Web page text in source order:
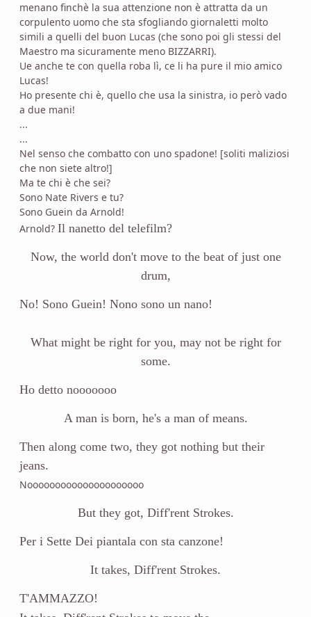
menano finchè la sua attenzione non è attratta da un
corpulento uomo che sta sfogliando giornaletti molto
simili a quelli del buon Lucas (che sono poi gli stessi del
Maestro ma sicuramente meno BIZZARRI).
Ue anche te con quella roba lì, ce li ha pure il mio amico
Lucas!
Ho presente chi è, quello che usa la sinistra, io però vado
a due mani!
...
...
Nel senso che combatto con uno spadone! [soliti maliziosi
che non siete altro!]
Ma te chi è che sei?
Sono Nate Rivers e tu?
Sono Guein da Arnold!
Arnold? Il nanetto del telefilm?
Now, the world don't move to the beat of just one
drum,
No! Sono Guein! Nono sono un nano!
What might be right for you, may not be right for
some.
Ho detto nooooooo
A man is born, he's a man of means.
Then along come two, they got nothing but their
jeans.
Nooooooooooooooooooooo
But they got, Diff'rent Strokes.
Per i Sette Dei piantala con sta canzone!
It takes, Diff'rent Strokes.
T'AMMAZZO!